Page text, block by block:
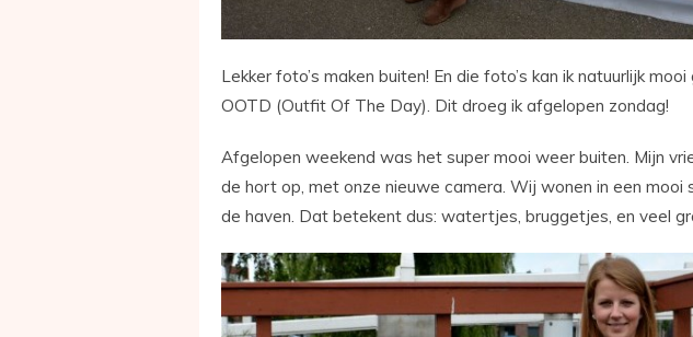
Lekker foto’s maken buiten! En die foto’s kan ik natuurlijk
OOTD (Outfit Of The Day). Dit droeg ik afgelopen zondag!
Afgelopen weekend was het super mooi weer buiten. Mijn
de hort op, met onze nieuwe camera. Wij wonen in een mooi
de haven. Dat betekent dus: watertjes, bruggetjes, en veel